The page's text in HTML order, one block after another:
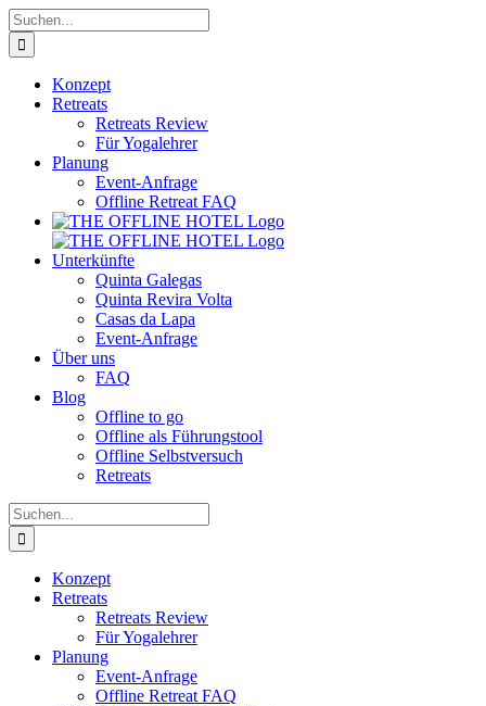
Zum
Inhalt
springen
Suche
nach:
Konzept
Retreats
Retreats Review
Für Yogalehrer
Planung
Event-Anfrage
Offline Retreat FAQ
Unterkünfte
Quinta Galegas
Quinta Revira Volta
Casas da Lapa
Event-Anfrage
Über uns
FAQ
Blog
Offline to go
Offline als Führungstool
Offline Selbstversuch
Retreats
Suche
nach:
Konzept
Retreats
Retreats Review
Für Yogalehrer
Planung
Event-Anfrage
Offline Retreat FAQ